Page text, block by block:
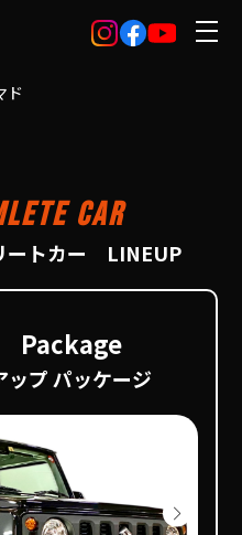
ド
Car
ートカー LINEUP
Package
ップ パッケージ